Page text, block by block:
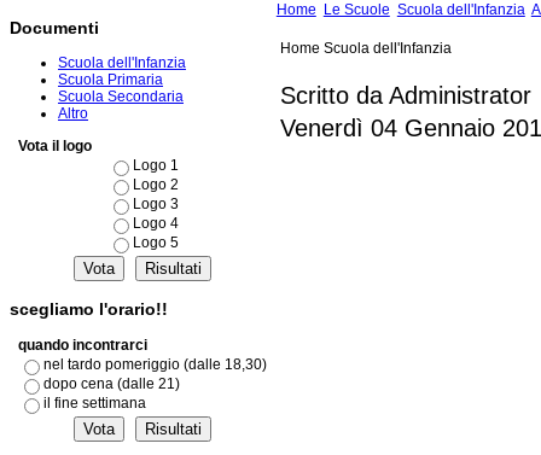
Documenti
Scuola dell'Infanzia
Scuola Primaria
Scuola Secondaria
Altro
Vota il logo
Logo 1
Logo 2
Logo 3
Logo 4
Logo 5
scegliamo l'orario!!
quando incontrarci
nel tardo pomeriggio (dalle 18,30)
dopo cena (dalle 21)
il fine settimana
Home Le Scuole Scuola dell'Infanzia
Home Scuola dell'Infanzia
Scritto da Administrator
Venerdì 04 Gennaio